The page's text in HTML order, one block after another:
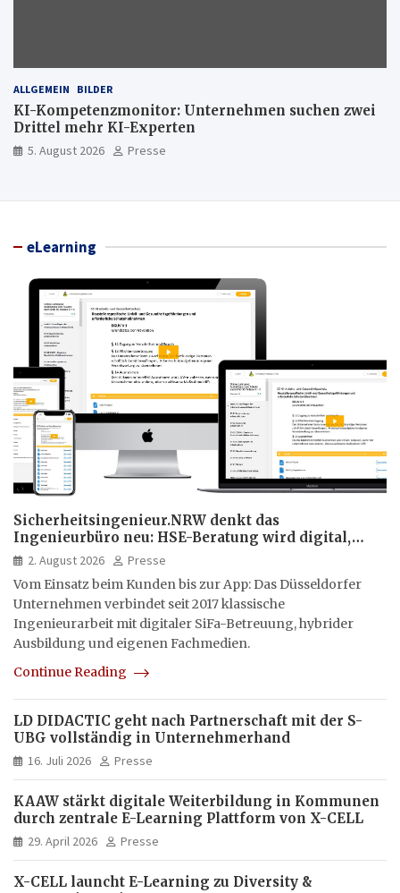
ALLGEMEIN BILDER
KI-Kompetenzmonitor: Unternehmen suchen zwei
Drittel mehr KI-Experten
5. August 2026 Presse
eLearning
Sicherheitsingenieur.NRW denkt das
Ingenieurbüro neu: HSE-Beratung wird digital,
hybrid und multimedial
2. August 2026
Presse
Vom Einsatz beim Kunden bis zur App: Das Düsseldorfer
Unternehmen verbindet seit 2017 klassische
Ingenieurarbeit mit digitaler SiFa-Betreuung, hybrider
Ausbildung und eigenen Fachmedien.
Continue Reading
LD DIDACTIC geht nach Partnerschaft mit der S-
UBG vollständig in Unternehmerhand
16. Juli 2026 Presse
KAAW stärkt digitale Weiterbildung in Kommunen
durch zentrale E-Learning Plattform von X-CELL
29. April 2026 Presse
X-CELL launcht E-Learning zu Diversity &